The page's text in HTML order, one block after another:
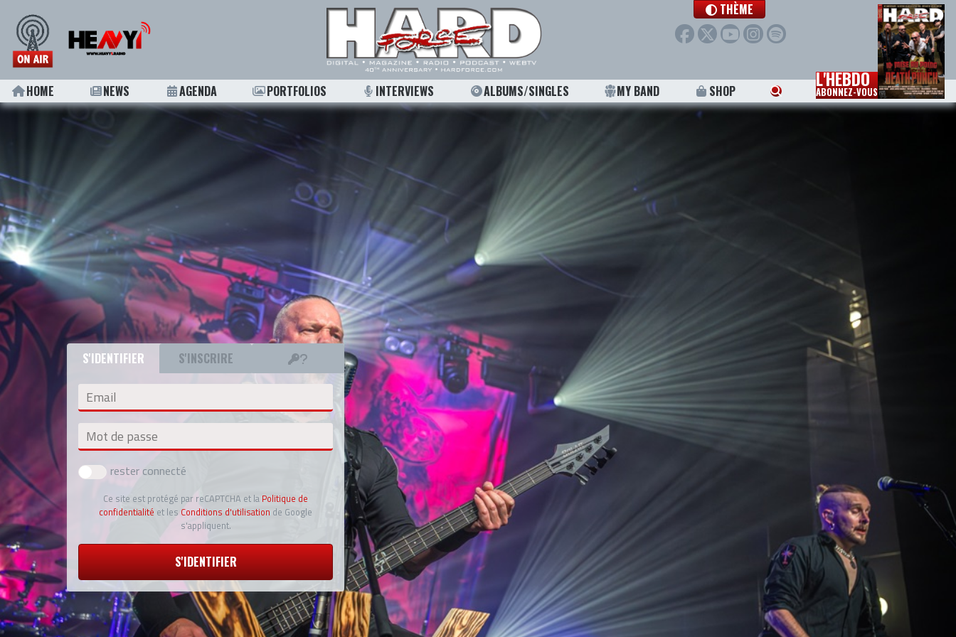
THÈME
HOME NEWS AGENDA PORTFOLIOS INTERVIEWS ALBUMS/SINGLES MY BAND SHOP L'HEBDO
ABONNEZ-VOUS
S'IDENTIFIER S'INSCRIRE
Email
Mot de passe
rester connecté
Ce site est protégé par reCAPTCHA et la Politique de
confidentialité et les Conditions d'utilisation de Google
s'appliquent.
S'IDENTIFIER